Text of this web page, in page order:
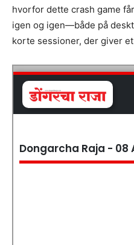
hvorfor dette crash game
igen og igen—både på
korte sessioner, der giver